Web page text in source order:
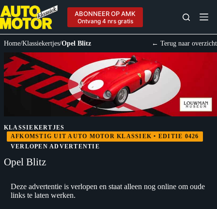
Ga
naar
de
inhoud
ABONNEER OP AMK
Ontvang 4 nrs gratis
Home/Klassiekertjes/Opel Blitz ← Terug naar overzicht
KLASSIEKERTJES
AFKOMSTIG UIT AUTO MOTOR KLASSIEK • EDITIE 0426
VERLOPEN ADVERTENTIE
Opel Blitz
Deze advertentie is verlopen en staat alleen nog online om oude
links te laten werken.